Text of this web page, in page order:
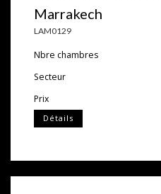
Marrakech
LAM0129
Nbre chambres
Secteur
Prix
Détails